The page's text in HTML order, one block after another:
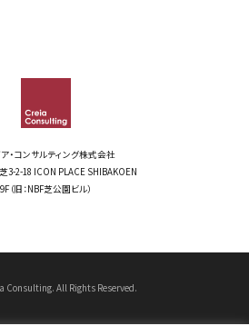
・コンサルティング株式会社
3-2-18 ICON PLACE SHIBAKOEN
9F（旧：NBF芝公園ビル）
Consulting. All Rights Reserved.